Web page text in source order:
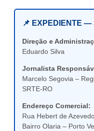
📌 EXPEDIENTE —
Direção e
Eduardo Silva
Jornalista
Marcelo Segovia –
SRTE-RO
Endereço Comercial:
Rua Hebert de
Bairro Olaria – Porto